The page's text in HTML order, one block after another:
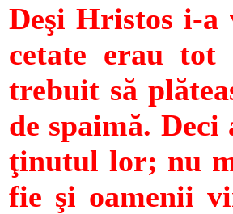
Deşi Hristos i-a
cetate erau tot
trebuit să
de spaimă.
ţinutul lor; nu
fie şi oamenii